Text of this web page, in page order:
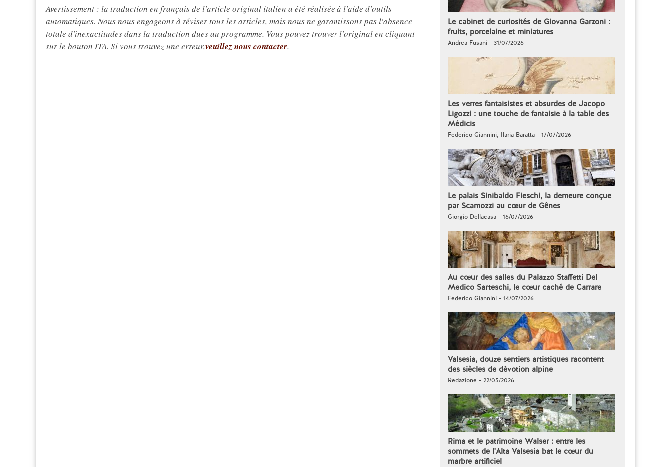
Avertissement : la traduction en français de l'article original italien a été réalisée à l'aide d'outils
automatiques. Nous nous engageons à réviser tous les articles, mais nous ne garantissons pas l'absence
totale d'inexactitudes dans la traduction dues au programme. Vous pouvez trouver l'original en cliquant
sur le bouton ITA. Si vous trouvez une erreur,veuillez nous contacter.
Le cabinet de curiosités de Giovanna Garzoni :
fruits, porcelaine et miniatures
Andrea Fusani - 31/07/2026
Les verres fantaisistes et absurdes de Jacopo
Ligozzi : une touche de fantaisie à la table des
Médicis
Federico Giannini, Ilaria Baratta - 17/07/2026
Le palais Sinibaldo Fieschi, la demeure conçue
par Scamozzi au cœur de Gênes
Giorgio Dellacasa - 16/07/2026
Au cœur des salles du Palazzo Staffetti Del
Medico Sarteschi, le cœur caché de Carrare
Federico Giannini - 14/07/2026
Valsesia, douze sentiers artistiques racontent
des siècles de dévotion alpine
Redazione - 22/05/2026
Rima et le patrimoine Walser : entre les
sommets de l'Alta Valsesia bat le cœur du
marbre artificiel